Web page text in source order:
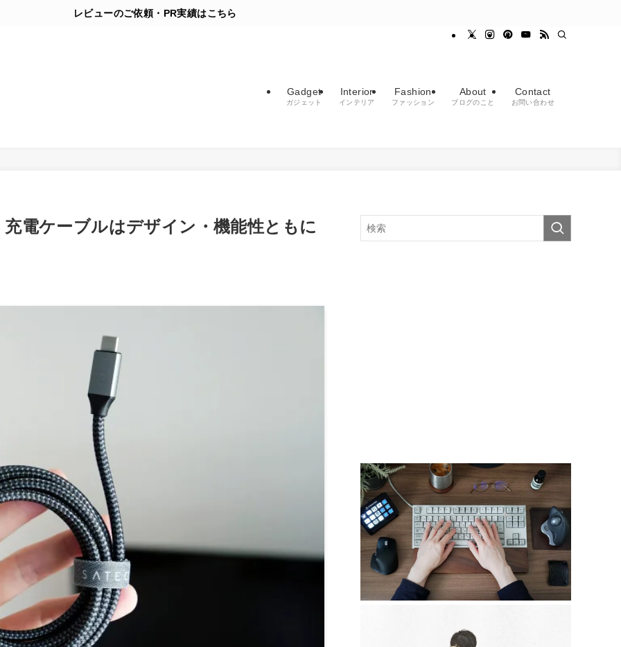
レビューのご依頼・PR実績はこちら
Gadget
ガジェット
Interior
インテリア
Fashion
ファッション
About
ブログのこと
Contact
お問い合わせ
電ケーブルはデザイン・機能性ともに